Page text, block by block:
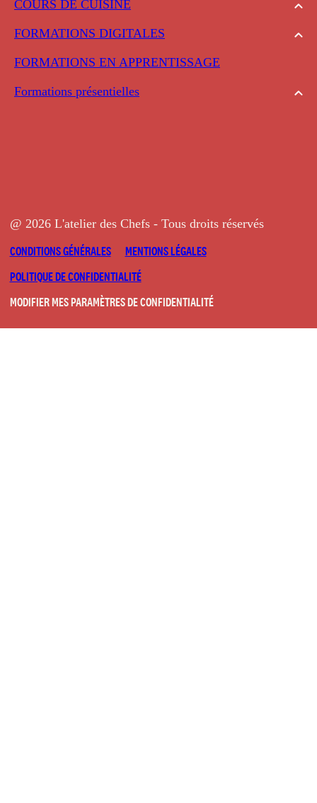
COURS DE CUISINE
FORMATIONS DIGITALES
FORMATIONS EN APPRENTISSAGE
Formations présentielles
@ 2026 L'atelier des Chefs - Tous droits réservés
CONDITIONS GÉNÉRALES
MENTIONS LÉGALES
POLITIQUE DE CONFIDENTIALITÉ
MODIFIER MES PARAMÈTRES DE CONFIDENTIALITÉ